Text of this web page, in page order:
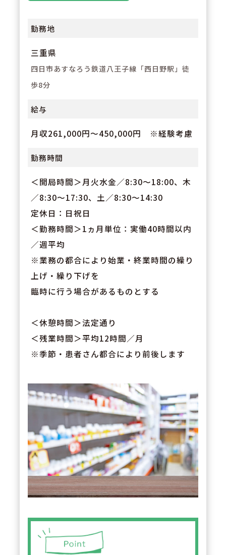
勤務地
三重県
四日市あすなろう鉄道八王子線「西日野駅」徒
歩8分
給与
月収261,000円～450,000円 ※経験考慮
勤務時間
＜開局時間＞月火水金／8:30～18:00、木
／8:30～17:30、土／8:30～14:30
定休日：日祝日
＜勤務時間＞1ヵ月単位：実働40時間以内
／週平均
※業務の都合により始業・終業時間の繰り
上げ・繰り下げを
臨時に行う場合があるものとする
＜休憩時間＞法定通り
＜残業時間＞平均12時間／月
※季節・患者さん都合により前後します